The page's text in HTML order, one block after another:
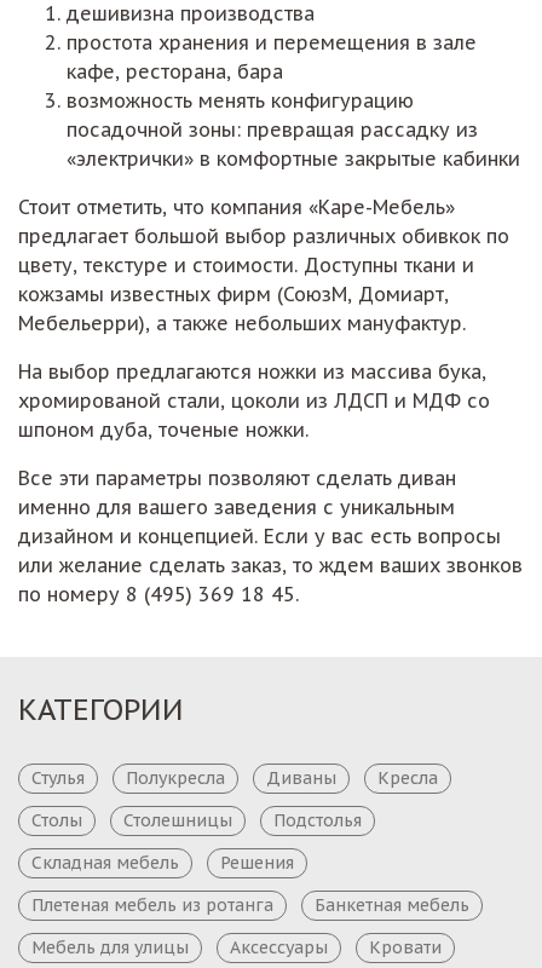
дешивизна производства
простота хранения и перемещения в зале
кафе, ресторана, бара
возможность менять конфигурацию
посадочной зоны: превращая рассадку из
«электрички» в комфортные закрытые кабинки
Стоит отметить, что компания «Каре-Мебель»
предлагает большой выбор различных обивкок по
цвету, текстуре и стоимости. Доступны ткани и
кожзамы известных фирм (СоюзМ, Домиарт,
Мебельерри), а также небольших мануфактур.
На выбор предлагаются ножки из массива бука,
хромированой стали, цоколи из ЛДСП и МДФ со
шпоном дуба, точеные ножки.
Все эти параметры позволяют сделать диван
именно для вашего заведения с уникальным
дизайном и концепцией. Если у вас есть вопросы
или желание сделать заказ, то ждем ваших звонков
по номеру 8 (495) 369 18 45.
КАТЕГОРИИ
Стулья Полукресла Диваны
Кресла
Столы
Столешницы
Подстолья
Складная мебель
Решения
Плетеная мебель из ротанга
Банкетная мебель
Мебель для улицы
Аксессуары Кровати